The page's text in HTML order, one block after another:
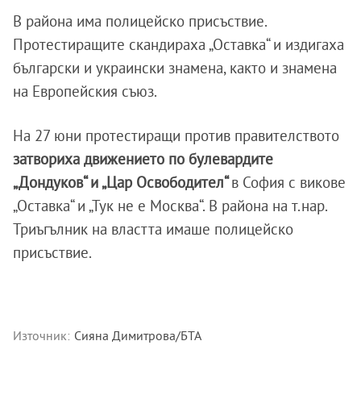
В района има полицейско присъствие.
Протестиращите скандираха „Оставка“ и издигаха
български и украински знамена, както и знамена
на Европейския съюз.
На 27 юни протестиращи против правителството
затвориха движението по булевардите
„Дондуков“ и „Цар Освободител“в София с викове
„Оставка“ и „Тук не е Москва“. В района на т.нар.
Триъгълник на властта имаше полицейско
присъствие.
Източник: Сияна Димитрова/БТА